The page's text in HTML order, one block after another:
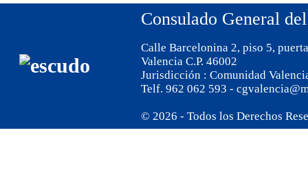
Consulado General
Calle Barcelonina 2, piso 5,
Valencia C.P. 46002
Jurisdicción : Comunidad
Telf. 962 062 593 -
© 2026 - Todos los Derechos